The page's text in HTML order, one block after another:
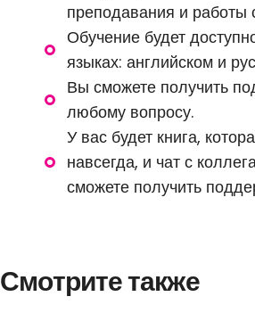
преподавания и работы
Обучение будет
языках: английском и
Вы сможете получить
любому вопросу.
У вас будет книга,
навсегда, и чат с
сможете получить
Смотрите также